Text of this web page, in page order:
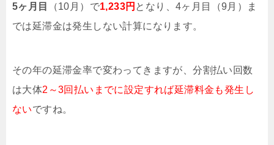
5ヶ月目
（10月）で1,233円 となり、4ヶ月目（9月）ま
では延滞金は発生しない計算になります。
その年の延滞金率で変わってきますが、分割払い回数
は大体2～3回払いまでに設定すれば延滞料金も発生し
ないですね。